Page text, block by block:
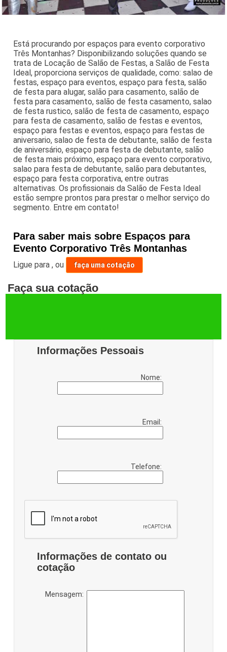
Está procurando por espaços para evento corporativo
Três Montanhas? Disponibilizando soluções quando se
trata de Locação de Salão de Festas, a Salão de Festa
Ideal, proporciona serviços de qualidade, como: salao de
festas, espaço para eventos, espaço para festa, salão
de festa para alugar, salão para casamento, salão de
festa para casamento, salão de festa casamento, salao
de festa rustico, salão de festa de casamento, espaço
para festa de casamento, salão de festas e eventos,
espaço para festas e eventos, espaço para festas de
aniversario, salao de festa de debutante, salão de festa
de aniversário, espaço para festa de debutante, salão
de festa mais próximo, espaço para evento corporativo,
salao para festa de debutante, salão para debutantes,
espaço para festa corporativa, entre outras
alternativas. Os profissionais da Salão de Festa Ideal
estão sempre prontos para prestar o melhor serviço do
segmento. Entre em contato!
Para saber mais sobre Espaços para
Evento Corporativo Três Montanhas
Ligue para,ou faça uma cotação
Faça sua cotação
Informações Pessoais
Nome:
Email:
Telefone:
Informações de contato ou
cotação
Mensagem: